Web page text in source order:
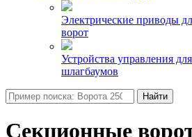
Электрические приводы
ворот
Устройства управления
шлагбаумов
Найти
Секционные